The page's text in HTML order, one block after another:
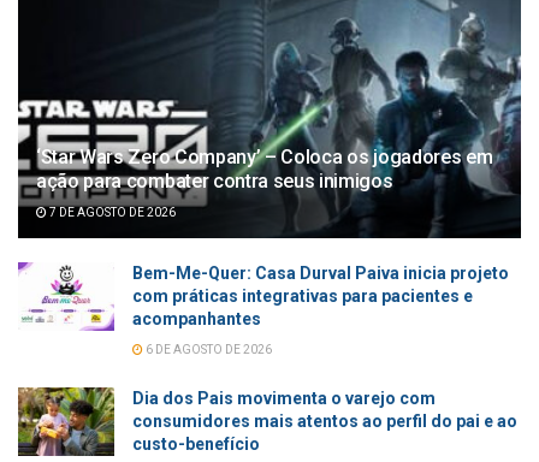
‘Star Wars Zero Company’ – Coloca os jogadores em
ação para combater contra seus inimigos
7 DE AGOSTO DE 2026
Bem-Me-Quer: Casa Durval Paiva inicia projeto
com práticas integrativas para pacientes e
acompanhantes
6 DE AGOSTO DE 2026
Dia dos Pais movimenta o varejo com
consumidores mais atentos ao perfil do pai e ao
custo-benefício